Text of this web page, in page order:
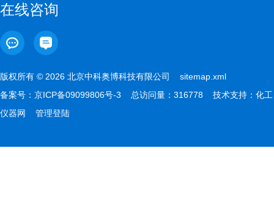
在线咨询
版权所有 © 2026 北京中科奥博科技有限公司 sitemap.xml
备案号： 京ICP备09099806号-3 总访问量：316778 技术支持： 化工
仪器网
管理登陆